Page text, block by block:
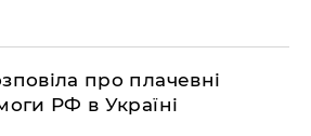
про плачевні
РФ в Україні